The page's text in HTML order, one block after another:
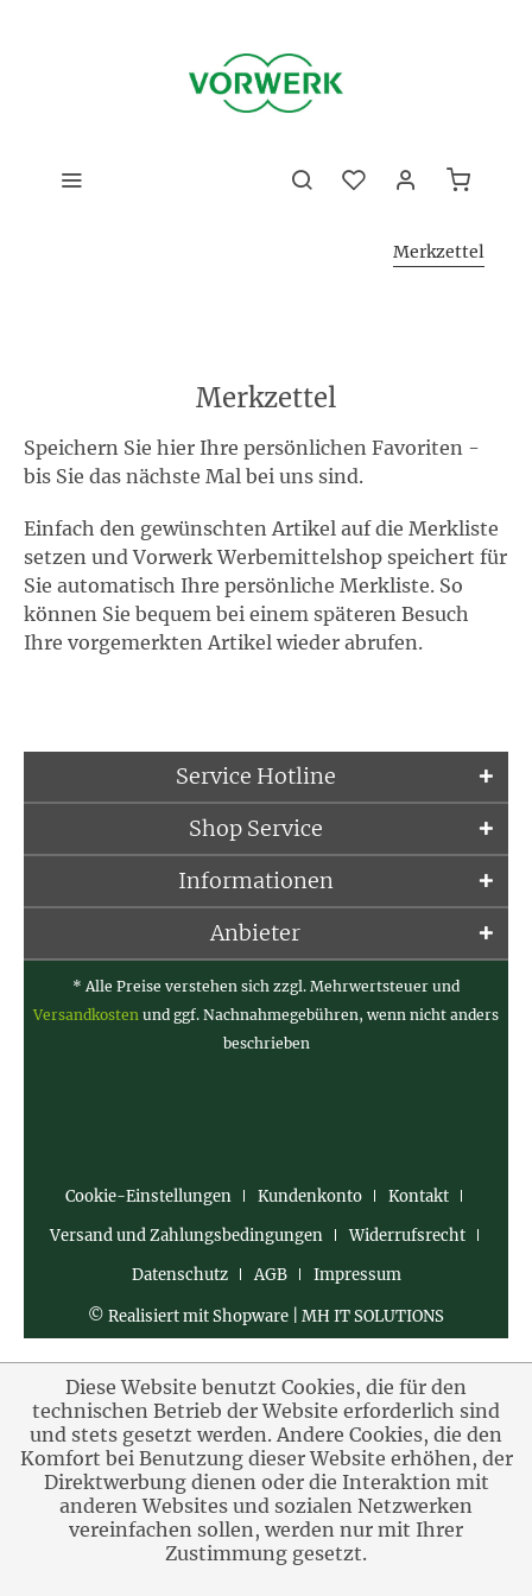
Merkzettel
Merkzettel
Speichern Sie hier Ihre persönlichen Favoriten -
bis Sie das nächste Mal bei uns sind.
Einfach den gewünschten Artikel auf die Merkliste
setzen und Vorwerk Werbemittelshop speichert für
Sie automatisch Ihre persönliche Merkliste. So
können Sie bequem bei einem späteren Besuch
Ihre vorgemerkten Artikel wieder abrufen.
Service Hotline
Shop Service
Informationen
Anbieter
* Alle Preise verstehen sich zzgl. Mehrwertsteuer und
Versandkosten und ggf. Nachnahmegebühren, wenn nicht anders
beschrieben
Cookie-Einstellungen Kundenkonto
Kontakt
Versand und Zahlungsbedingungen
Widerrufsrecht
Datenschutz
AGB Impressum
© Realisiert mit Shopware | MH IT SOLUTIONS
Diese Website benutzt Cookies, die für den
technischen Betrieb der Website erforderlich sind
und stets gesetzt werden. Andere Cookies, die den
Komfort bei Benutzung dieser Website erhöhen, der
Direktwerbung dienen oder die Interaktion mit
anderen Websites und sozialen Netzwerken
vereinfachen sollen, werden nur mit Ihrer
Zustimmung gesetzt.